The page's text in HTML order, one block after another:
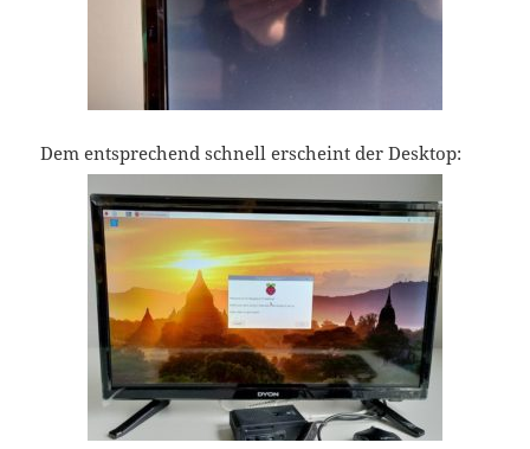
Dem entsprechend schnell erscheint der Desktop: